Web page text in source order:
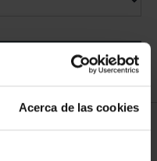
Acerca de las cookies